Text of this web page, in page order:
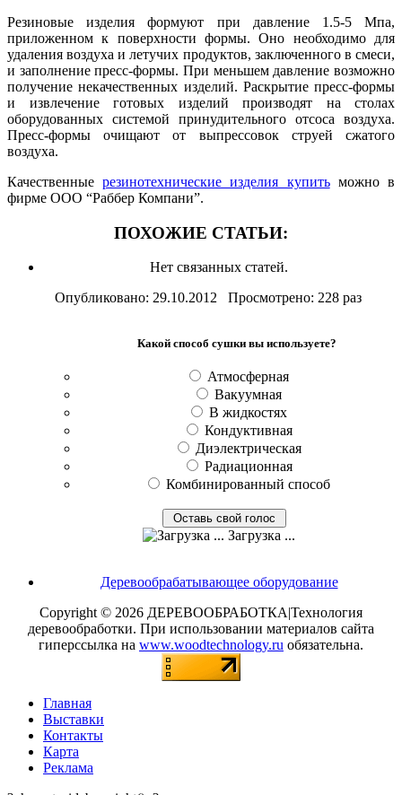
Резиновые изделия формуют при давление 1.5-5 Мпа,
приложенном к поверхности формы. Оно необходимо для
удаления воздуха и летучих продуктов, заключенного в смеси,
и заполнение пресс-формы. При меньшем давление возможно
получение некачественных изделий. Раскрытие пресс-формы
и извлечение готовых изделий производят на столах
оборудованных системой принудительного отсоса воздуха.
Пресс-формы очищают от выпрессовок струей сжатого
воздуха.
Качественныерезинотехнические изделия купитьможно в
фирме ООО “Раббер Компани”.
ПОХОЖИЕ СТАТЬИ:
Нет связанных статей.
Опубликовано: 29.10.2012 Просмотрено: 228 раз
Какой способ сушки вы используете?
Атмосферная
Вакуумная
В жидкостях
Кондуктивная
Диэлектрическая
Радиационная
Комбинированный способ
Загрузка ...
Деревообрабатывающее оборудование
Copyright © 2026 ДЕРЕВООБРАБОТКА|Технология
деревообработки. При использовании материалов сайта
гиперссылка на www.woodtechnology.ru обязательна.
Главная
Выставки
Контакты
Карта
Реклама